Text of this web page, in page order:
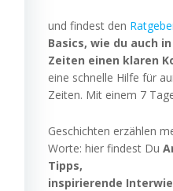
und findest den
Basics, wie du auch
Zeiten einen klaren
eine schnelle Hilfe für
Zeiten. Mit einem 7
Geschichten erzählen
Worte: hier findest Du
Tipps,
inspirierende